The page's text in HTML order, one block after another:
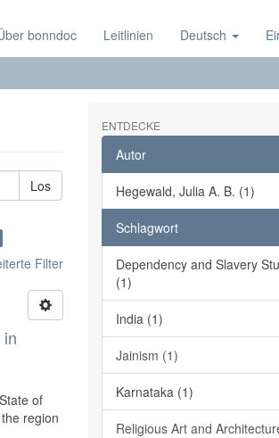
bonndoc Leitlinien Deutsch
Los
Filter
of
region
ENTDECKE
Autor
Hegewald, Julia A. B. (1)
Schlagwort
Dependency and Slavery
(1)
India (1)
Jainism (1)
Karnataka (1)
Religious Art and